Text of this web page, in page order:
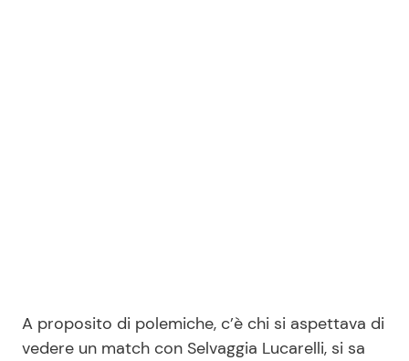
A proposito di polemiche, c’è chi si aspettava di
vedere un match con Selvaggia Lucarelli, si sa